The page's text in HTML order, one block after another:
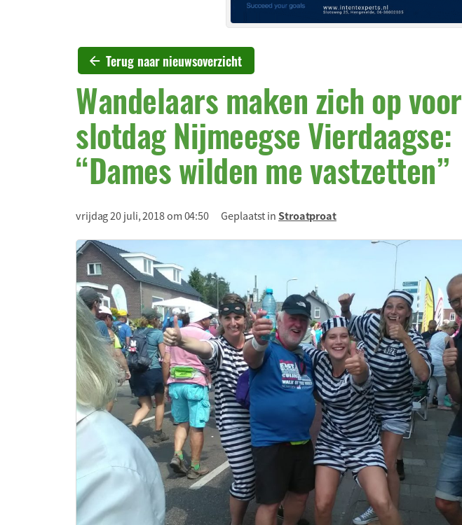
Terug naar nieuwsoverzicht
Wandelaars maken zich op voor
slotdag Nijmeegse Vierdaagse:
“Dames wilden me vastzetten”
vrijdag 20 juli, 2018 om 04:50 Geplaatst inStroatproat